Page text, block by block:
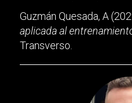
Guzmán Quesada, A
aplicada al
Transverso.